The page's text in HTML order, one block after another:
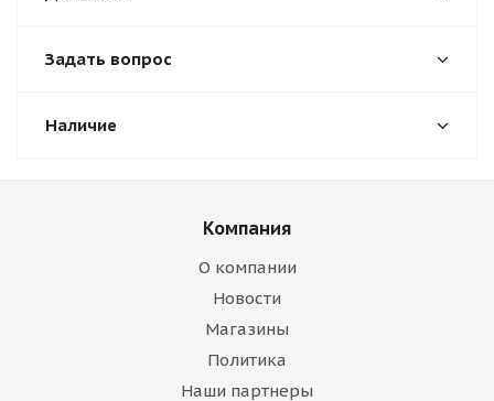
Задать вопрос
Наличие
Компания
О компании
Новости
Магазины
Политика
Наши партнеры